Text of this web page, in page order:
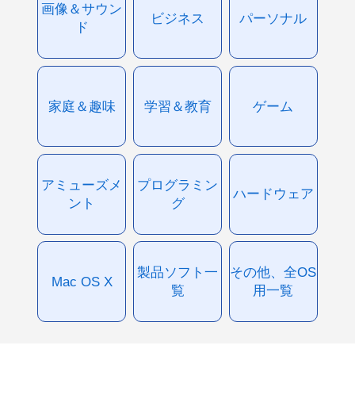
画像＆サウン
ド
ビジネス パーソナル
家庭＆趣味 学習＆教育 ゲーム
アミューズメ
ント
プログラミン
グ
ハードウェア
Mac OS X
製品ソフト一
覧
その他、全OS
用一覧